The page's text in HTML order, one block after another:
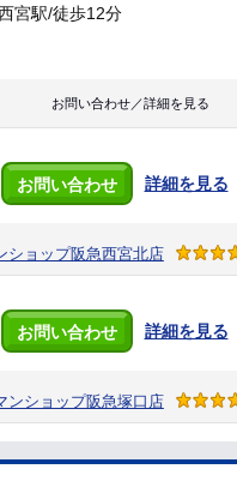
宮駅/徒歩12分
お問い合わせ／詳細を見る
お問い合わせ 詳細を見る
ショップ阪急西宮北店
お問い合わせ 詳細を見る
ンショップ阪急塚口店